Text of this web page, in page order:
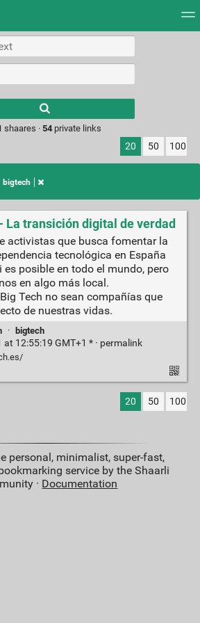
wall
results.
shaares · 54private links
20 50 100
bigtech
La transición digital de verdad
activistas que busca fomentar la
tecnológica en España
es posible en todo el mundo, pero
en algo más local.
Tech no sean compañías que
de nuestras vidas.
· bigtech
12:55:19 GMT+1 * · permalink
20 50 100
personal, minimalist, super-fast,
service by the Shaarli
· Documentation